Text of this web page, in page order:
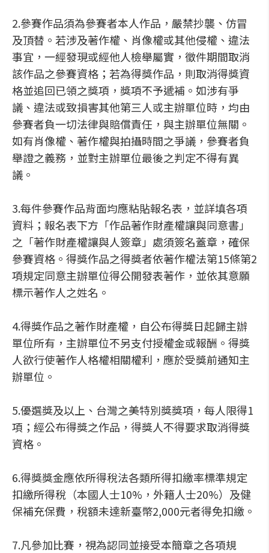
2.參賽作品須為參賽者本人作品，嚴禁抄襲、仿冒
及頂替。若涉及著作權、肖像權或其他侵權、違法
事宜，一經發現或經他人檢舉屬實，徵件期間取消
該作品之參賽資格；若為得獎作品，則取消得獎資
格並追回已領之獎項，獎項不予遞補。如涉有爭
議、違法或致損害其他第三人或主辦單位時，均由
參賽者負一切法律與賠償責任，與主辦單位無關。
如有肖像權、著作權與拍攝時間之爭議，參賽者負
舉證之義務，並對主辦單位最後之判定不得有異
議。
3.每件參賽作品背面均應粘貼報名表，並詳填各項
資料；報名表下方「作品著作財產權讓與同意書」
之「著作財產權讓與人簽章」處須簽名蓋章，確保
參賽資格。得獎作品之得獎者依著作權法第15條第2
項規定同意主辦單位得公開發表著作，並依其意願
標示著作人之姓名。
4.得獎作品之著作財產權，自公布得獎日起歸主辦
單位所有，主辦單位不另支付授權金或報酬。得獎
人欲行使著作人格權相關權利，應於受獎前通知主
辦單位。
5.優選獎及以上、台灣之美特別獎獎項，每人限得1
項；經公布得獎之作品，得獎人不得要求取消得獎
資格。
6.得獎獎金應依所得稅法各類所得扣繳率標準規定
扣繳所得稅（本國人士10%，外籍人士20%）及健
保補充保費，稅額未達新臺幣2,000元者得免扣繳。
7.凡參加比賽，視為認同並接受本簡章之各項規